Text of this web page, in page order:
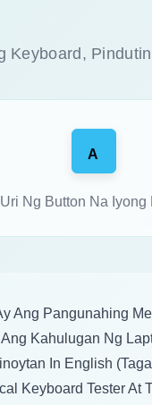
Keyboard,
A
Ng Button Na
Ang Pangunahing
Kahulugan Ng
In English
Keyboard Tester At